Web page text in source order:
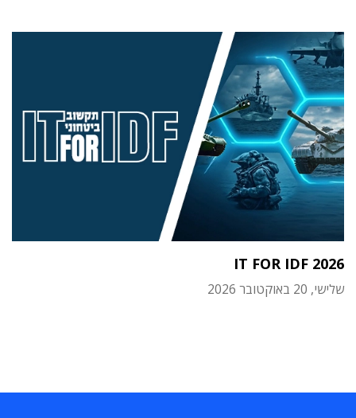
IT FOR IDF 2026
שלישי, 20 באוקטובר 2026